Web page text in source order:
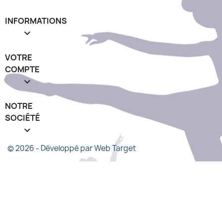
INFORMATIONS

VOTRE
COMPTE

NOTRE
SOCIÉTÉ
keyboard_arrow_down
© 2026 - Développé par Web Target